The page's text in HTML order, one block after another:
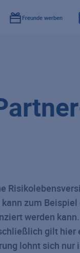
Freunde werben
zum
werden
gilt hier
lohnt sich nur